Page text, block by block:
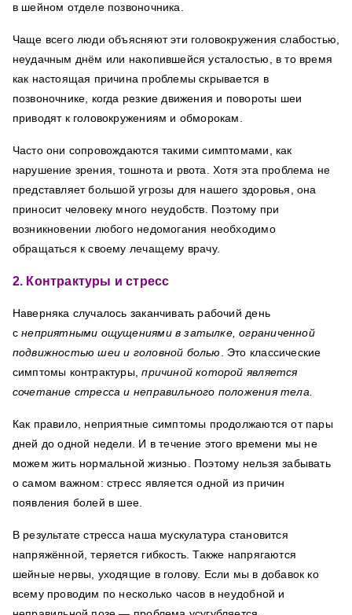
в шейном отделе позвоночника.
Чаще всего люди объясняют эти головокружения слабостью,
неудачным днём или накопившейся усталостью, в то время
как настоящая причина проблемы скрывается в
позвоночнике, когда резкие движения и повороты шеи
приводят к головокружениям и обморокам.
Часто они сопровождаются такими симптомами, как
нарушение зрения, тошнота и рвота.Хотя эта проблема не
представляет большой угрозы для нашего здоровья, она
приносит человеку много неудобств. Поэтому при
возникновении любого недомогания необходимо
обращаться к своему лечащему врачу.
2. Контрактуры истресс
Наверняка случалось заканчивать рабочий день
снеприятными ощущениями в затылке, ограниченной
подвижностью шеи и головной болью. Это классические
симптомы контрактуры,причиной которой является
сочетание стресса и неправильного положения тела.
Как правило, неприятные симптомы продолжаются от пары
дней до одной недели. И в течение этого времени мы не
можем жить нормальной жизнью. Поэтому нельзя забывать
о самом важном: стресс является одной из причин
появления болей в шее.
В результате стресса наша мускулатура становится
напряжённой, теряется гибкость. Также напрягаются
шейные нервы, уходящие в голову. Если мы в добавок ко
всему проводим по несколько часов в неудобной и